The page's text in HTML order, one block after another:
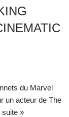
du Marvel
un acteur de The
suite »